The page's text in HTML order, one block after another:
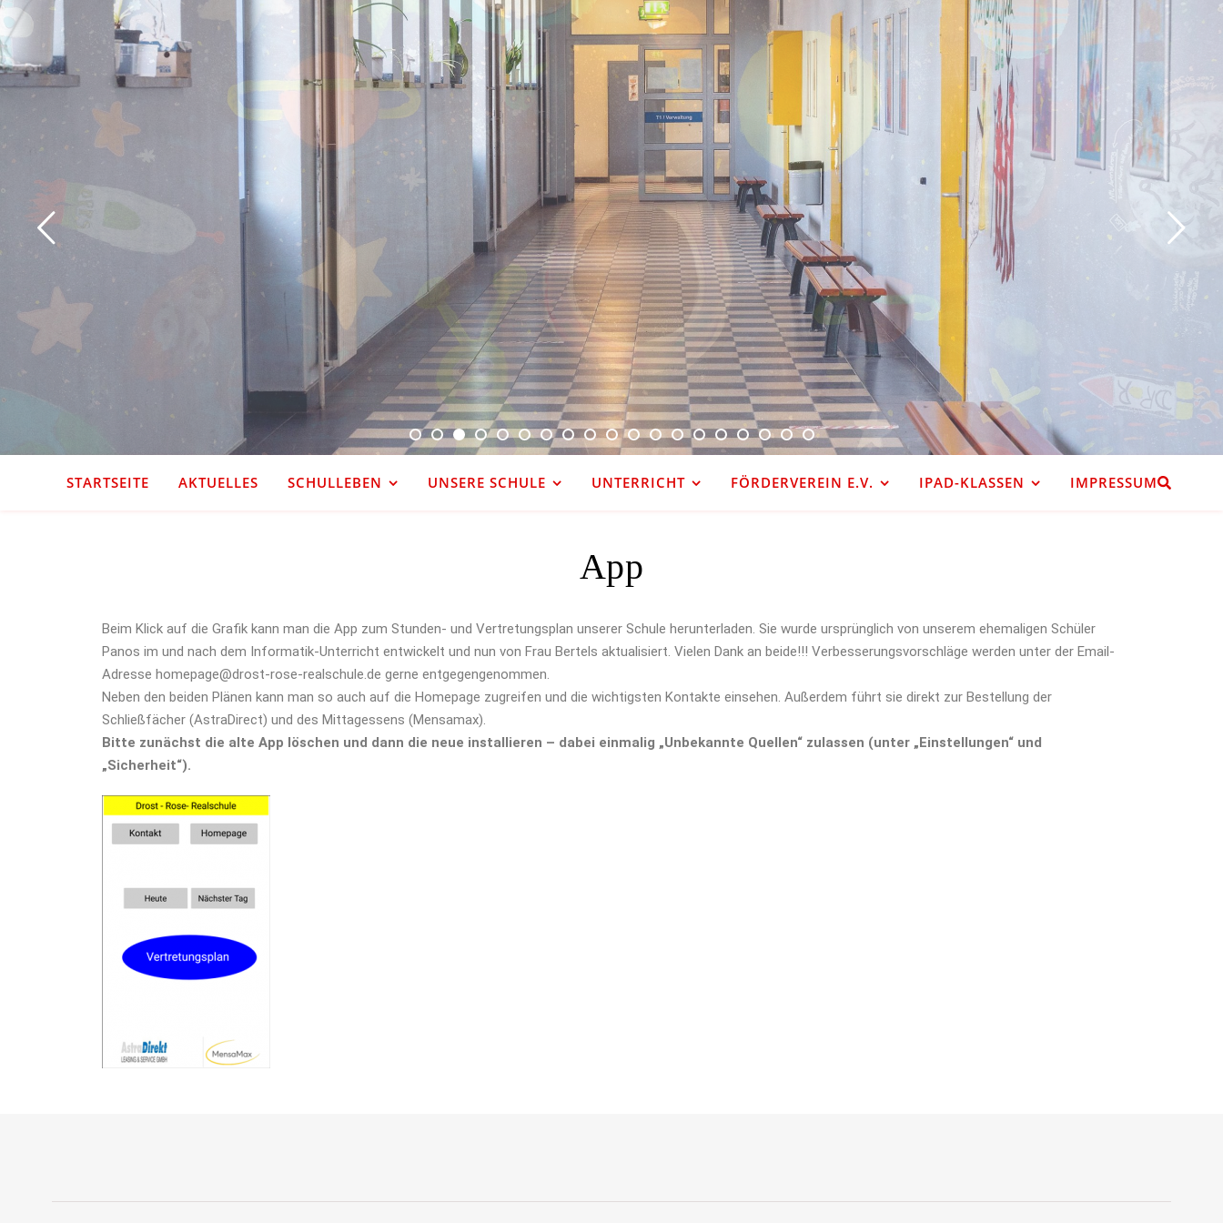
STARTSEITE AKTUELLES SCHULLEBEN UNSERE SCHULE UNTERRICHT FÖRDERVEREIN E.V. IPAD-KLASSEN IMPRESSUM
App
Beim Klick auf die Grafik kann man die App zum Stunden- und Vertretungsplan unserer Schule herunterladen. Sie wurde ursprünglich von unserem ehemaligen Schüler
Panos im und nach dem Informatik-Unterricht entwickelt und nun von Frau Bertels aktualisiert. Vielen Dank an beide!!! Verbesserungsvorschläge werden unter der Email-
Adresse homepage@drost-rose-realschule.de gerne entgegengenommen.
Neben den beiden Plänen kann man so auch auf die Homepage zugreifen und die wichtigsten Kontakte einsehen. Außerdem führt sie direkt zur Bestellung der
Schließfächer (AstraDirect) und des Mittagessens (Mensamax).
Bitte zunächst die alte App löschen und dann die neue installieren – dabei einmalig „Unbekannte Quellen“ zulassen (unter „Einstellungen“ und
„Sicherheit“).